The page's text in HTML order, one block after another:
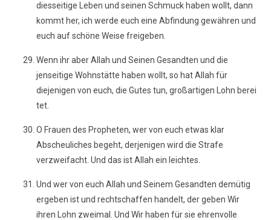
diesseitige Leben und seinen Schmuck haben wollt, dann
kommt her, ich werde euch eine Abfindung gewähren und
euch auf schöne Weise freigeben.
Wenn ihr aber Allah und Seinen Gesandten und die
jenseitige Wohnstätte haben wollt, so hat Allah für
diejenigen von euch, die Gutes tun, großartigen Lohn berei
tet.
O Frauen des Propheten, wer von euch etwas klar
Abscheuliches begeht, derjenigen wird die Strafe
verzweifacht. Und das ist Allah ein leichtes.
Und wer von euch Allah und Seinem Gesandten demütig
ergeben ist und rechtschaffen handelt, der geben Wir
ihren Lohn zweimal. Und Wir haben für sie ehrenvolle